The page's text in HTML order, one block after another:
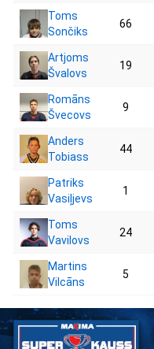
Toms
Sončiks
66
Artjoms
Švalovs
19
Romāns
Švecovs
9
Anders
Tobiass
44
Patriks
Vasiļjevs
1
Toms
Vavilovs
24
Martins
Vilcāns
5